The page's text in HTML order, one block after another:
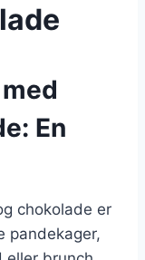
En
chokolade er
pandekager,